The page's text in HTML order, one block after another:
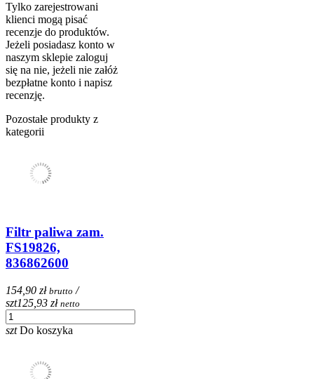
Tylko zarejestrowani
klienci mogą pisać
recenzje do produktów.
Jeżeli posiadasz konto w
naszym sklepie zaloguj
się na nie, jeżeli nie załóż
bezpłatne konto i napisz
recenzję.
Pozostałe produkty z
kategorii
Filtr paliwa zam.
FS19826,
836862600
154,90 zł brutto /
szt125,93 zł netto
szt Do koszyka